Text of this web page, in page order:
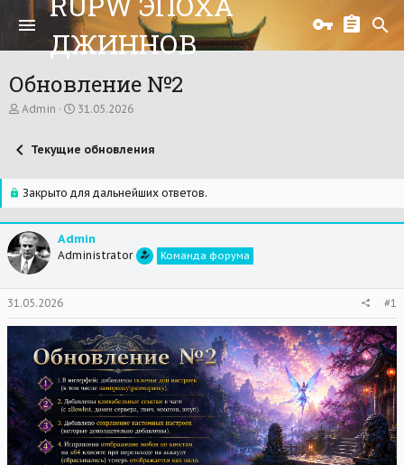
ДЖИННОВ
Обновление №2
А
о
е
ы
Admin
Д
а
ч
л
а
31.05.2026
Текущие обновления
Закрыто для дальнейших ответов.
Admin
Administrator Команда форума
31.05.2026 #1